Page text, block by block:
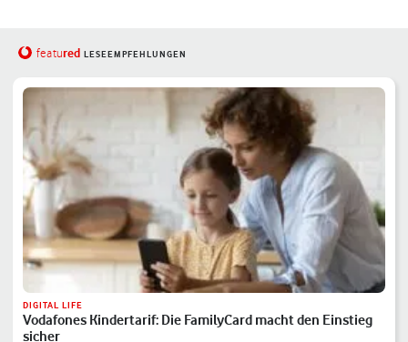
featured LESEEMPFEHLUNGEN
DIGITAL LIFE
Vodafones Kindertarif: Die FamilyCard macht den Einstieg
sicher